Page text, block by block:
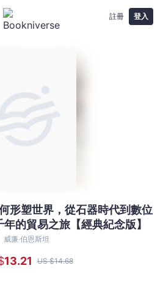
註冊 登入
形塑世界，從石器時代到數位
的貿易之旅【經典紀念版】
威廉‧伯恩斯坦
13.21 US $14.68